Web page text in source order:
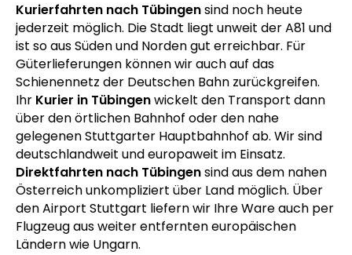
Kurierfahrten nach Tübingensind noch heute
jederzeit möglich. Die Stadt liegt unweit der A81 und
ist so aus Süden und Norden gut erreichbar. Für
Güterlieferungen können wir auch auf das
Schienennetz der Deutschen Bahn zurückgreifen.
Ihr Kurier in Tübingenwickelt den Transport dann
über den örtlichen Bahnhof oder den nahe
gelegenen Stuttgarter Hauptbahnhof ab. Wir sind
deutschlandweit und europaweit im Einsatz.
Direktfahrten nach Tübingensind aus dem nahen
Österreich unkompliziert über Land möglich. Über
den Airport Stuttgart liefern wir Ihre Ware auch per
Flugzeug aus weiter entfernten europäischen
Ländern wie Ungarn.